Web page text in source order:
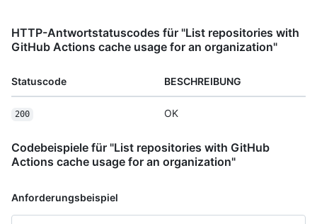
HTTP-Antwortstatuscodes für "List repositories with
GitHub Actions cache usage for an organization"
Statuscode BESCHREIBUNG
200 OK
Codebeispiele für "List repositories with GitHub
Actions cache usage for an organization"
Anforderungsbeispiel